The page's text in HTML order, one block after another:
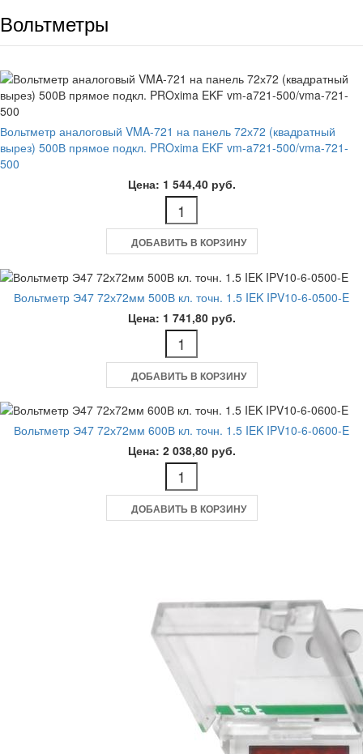
Вольтметры
Вольтметр аналоговый VMA-721 на панель 72х72 (квадратный
вырез) 500В прямое подкл. PROxima EKF vm-a721-500/vma-721-
500
Цена: 1 544,40 руб.
ДОБАВИТЬ В КОРЗИНУ
Вольтметр Э47 72х72мм 500В кл. точн. 1.5 IEK IPV10-6-0500-E
Цена: 1 741,80 руб.
ДОБАВИТЬ В КОРЗИНУ
Вольтметр Э47 72х72мм 600В кл. точн. 1.5 IEK IPV10-6-0600-E
Цена: 2 038,80 руб.
ДОБАВИТЬ В КОРЗИНУ